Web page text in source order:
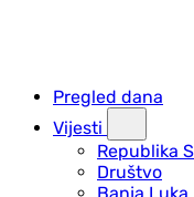
Pregled dana
Vijesti
Republika
Društvo